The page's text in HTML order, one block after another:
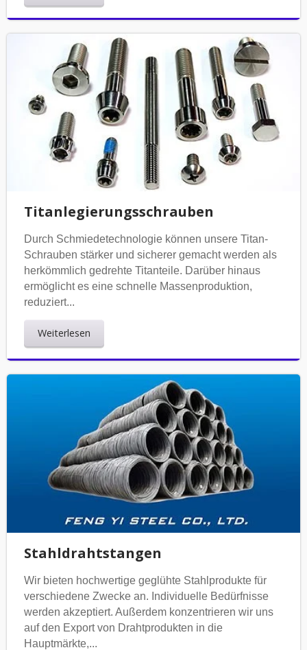
Titanlegierungsschrauben
Durch Schmiedetechnologie können unsere Titan-
Schrauben stärker und sicherer gemacht werden als
herkömmlich gedrehte Titanteile. Darüber hinaus
ermöglicht es eine schnelle Massenproduktion,
reduziert...
Weiterlesen
Stahldrahtstangen
Wir bieten hochwertige geglühte Stahlprodukte für
verschiedene Zwecke an. Individuelle Bedürfnisse
werden akzeptiert. Außerdem konzentrieren wir uns
auf den Export von Drahtprodukten in die
Hauptmärkte,...